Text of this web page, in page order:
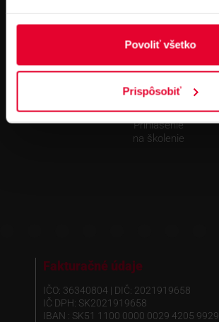
Povoliť všetko
Prispôsobiť
Prihlásenie
na školenie
Fakturačné údaje
IČO: 36340804 | DIČ: 2021919658
IČ DPH: SK2021919658
IBAN : SK51 1100 0000 0029 4205 9929